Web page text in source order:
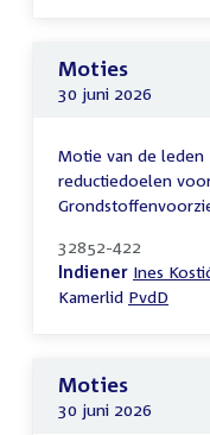
Moties
30 juni 2026
Motie van de leden
reductiedoelen
32852-422
Indiener Ines
Kamerlid PvdD
Moties
30 juni 2026